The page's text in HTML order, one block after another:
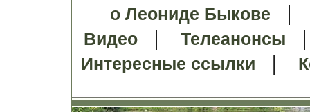
о Леониде Быкове
Видео| Телеанонсы
Интересные ссылки |